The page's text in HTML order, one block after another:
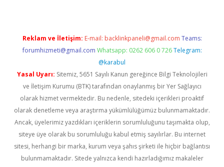
Reklam ve İletişim: E-mail: backlinkpaneli@gmail.com Teams:
forumhizmeti@gmail.com Whatsapp: 0262 606 0 726 Telegram:
@karabul
Yasal Uyarı: Sitemiz, 5651 Sayılı Kanun gereğince Bilgi Teknolojileri
ve İletişim Kurumu (BTK) tarafından onaylanmış bir Yer Sağlayıcı
olarak hizmet vermektedir. Bu nedenle, sitedeki içerikleri proaktif
olarak denetleme veya araştırma yükümlülüğümüz bulunmamaktadır.
Ancak, üyelerimiz yazdıkları içeriklerin sorumluluğunu taşımakta olup,
siteye üye olarak bu sorumluluğu kabul etmiş sayılırlar. Bu internet
sitesi, herhangi bir marka, kurum veya şahıs şirketi ile hiçbir bağlantısı
bulunmamaktadır. Sitede yalnızca kendi hazırladığımız makaleler